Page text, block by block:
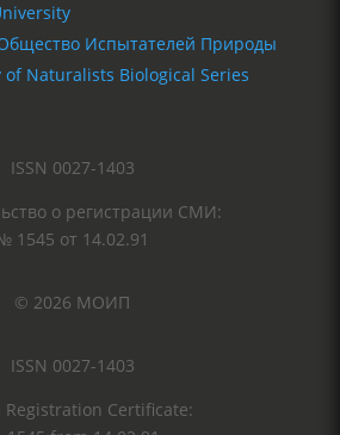
of Naturalists Biological Series
ISSN 0027-1403
о регистрации СМИ:
1545 от 14.02.91
© 2026 МОИП
ISSN 0027-1403
Registration Certificate: